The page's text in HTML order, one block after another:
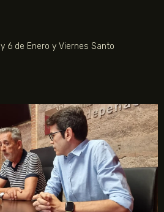
6 de Enero y Viernes Santo